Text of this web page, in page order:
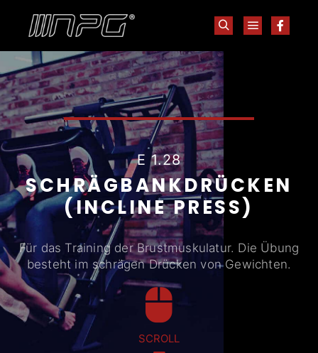
E 1.28
SCHRÄGBANKDRÜCKEN
(INCLINE PRESS)
Für das Training der Brustmuskulatur. Die Übung
besteht im schrägen Drücken von Gewichten.
SCROLL